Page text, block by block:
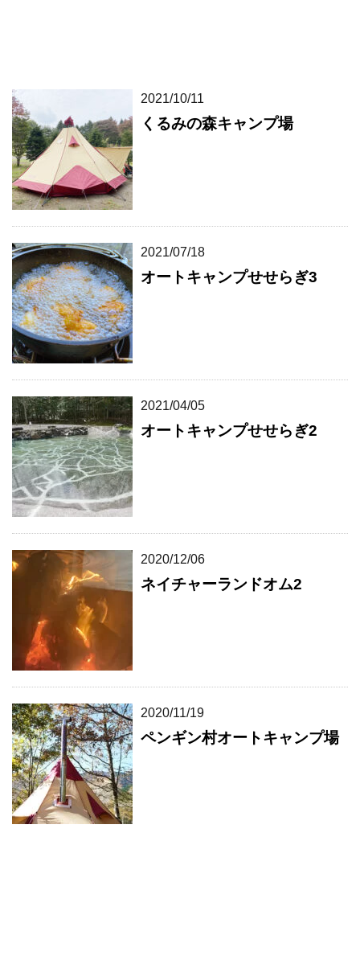
2021/10/11
くるみの森キャンプ場
2021/07/18
オートキャンプせせらぎ3
2021/04/05
オートキャンプせせらぎ2
2020/12/06
ネイチャーランドオム2
2020/11/19
ペンギン村オートキャンプ場